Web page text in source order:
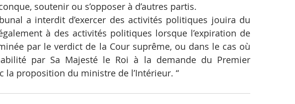
soutenir ou s’opposer à d’autres partis.
a interdit d’exercer des activités politiques jouira du
à des activités politiques lorsque l’expiration de
par le verdict de la Cour suprême, ou dans le cas où
par Sa Majesté le Roi à la demande du Premier
la proposition du ministre de l’Intérieur. “